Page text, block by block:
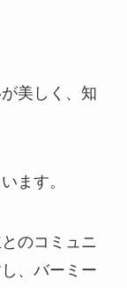
美しく、知
ます。
のコミュニ
、バーミー